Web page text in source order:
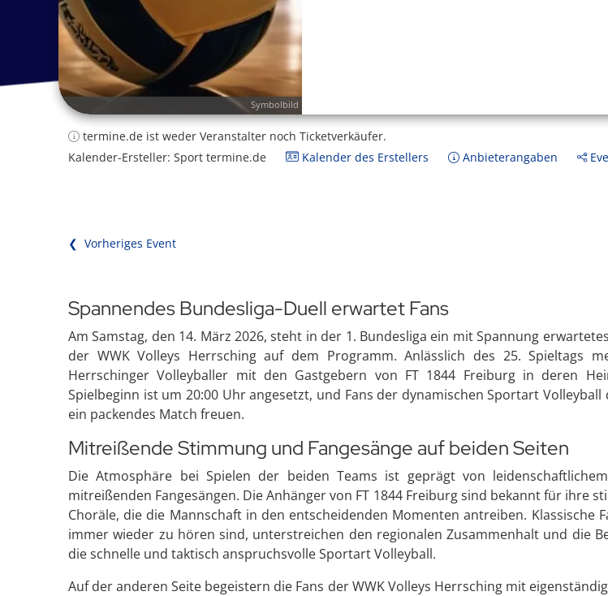
Symbolbild
termine.de ist weder Veranstalter noch Ticketverkäufer.
Kalender-Ersteller: Sport termine.de
Kalender des Erstellers Anbieterangaben
❮ Vorheriges Event
Spannendes Bundesliga-Duell erwartet Fans
Am Samstag, den 14. März 2026, steht in der 1. Bundesliga ein mit Spannung
der WWK Volleys Herrsching auf dem Programm. Anlässlich des 25. Spieltags
Herrschinger Volleyballer mit den Gastgebern von FT 1844 Freiburg in deren
Spielbeginn ist um 20:00 Uhr angesetzt, und Fans der dynamischen Sportart
ein packendes Match freuen.
Mitreißende Stimmung und Fangesänge auf beiden Seiten
Die Atmosphäre bei Spielen der beiden Teams ist geprägt von
mitreißenden Fangesängen. Die Anhänger von FT 1844 Freiburg sind bekannt für ihre
Choräle, die die Mannschaft in den entscheidenden Momenten antreiben. Klassische
immer wieder zu hören sind, unterstreichen den regionalen Zusammenhalt und die
die schnelle und taktisch anspruchsvolle Sportart Volleyball.
Auf der anderen Seite begeistern die Fans der WWK Volleys Herrsching mit